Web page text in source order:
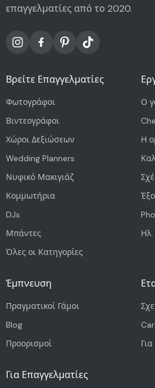
επαγγελματίες από το 2020.
Βρείτε Επαγγελματίες
Φωτογράφοι
Βιντεογράφοι
Χώροι Δεξιώσεων
Wedding Planners
Νυφικό Μακιγιάζ
Κομμωτήρια
DJs
Μπάντες
Όλες οι Κατηγορίες
Ο
Η
Έμπνευση
Πραγματικοί Γάμοι
Blog
Προορισμοί
Για Επαγγελματίες